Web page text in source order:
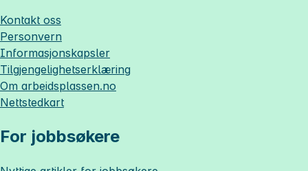
Kontakt oss
Personvern
Informasjonskapsler
Tilgjengelighetserklæring
Om arbeidsplassen.no
Nettstedkart
For jobbsøkere